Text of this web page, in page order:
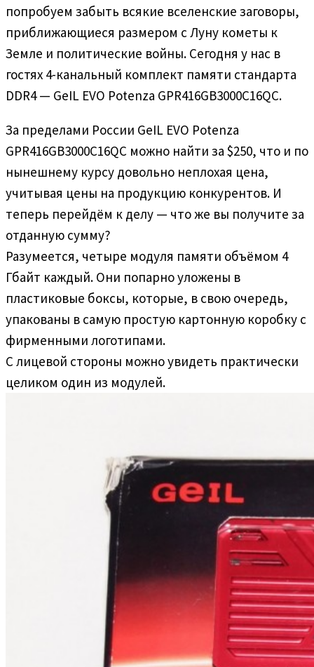
попробуем забыть всякие вселенские заговоры,
приближающиеся размером с Луну кометы к
Земле и политические войны. Сегодня у нас в
гостях 4-канальный комплект памяти стандарта
DDR4 — GeIL EVO Potenza GPR416GB3000C16QC.
За пределами России GeIL EVO Potenza
GPR416GB3000C16QC можно найти за $250, что и по
нынешнему курсу довольно неплохая цена,
учитывая цены на продукцию конкурентов. И
теперь перейдём к делу — что же вы получите за
отданную сумму?
Разумеется, четыре модуля памяти объёмом 4
Гбайт каждый. Они попарно уложены в
пластиковые боксы, которые, в свою очередь,
упакованы в самую простую картонную коробку с
фирменными логотипами.
С лицевой стороны можно увидеть практически
целиком один из модулей.